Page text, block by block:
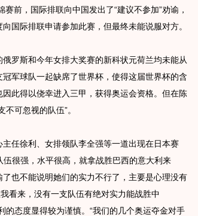
前，国际排联向中国发出了“建议不参加”劝谕，
国际排联申请参加此赛，但最终未能说服对方。
斯和今年女排大奖赛的新科状元荷兰均未能从
军球队一起缺席了世界杯，使得这届世界杯的含
此得以侥幸进入三甲，获得奥运会资格。但在陈
可忽视的队伍”。
徐利、女排领队李全强等一道出现在日本赛
伍很强，水平很高，就拿战胜巴西的意大利来
也不能说明她们的实力不行了，主要是心理没有
看来，没有一支队伍有绝对实力能战胜中
的态度显得较为谨慎。“我们的几个奥运夺金对手